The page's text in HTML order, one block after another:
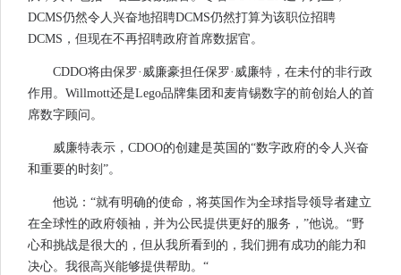
DCMS仍然令人兴奋地招聘DCMS仍然打算为该职位招聘
DCMS，但现在不再招聘政府首席数据官。
CDDO将由保罗·威廉豪担任保罗·威廉特，在未付的非行政
作用。Willmott还是Lego品牌集团和麦肯锡数字的前创始人的首
席数字顾问。
威廉特表示，CDOO的创建是英国的“数字政府的令人兴奋
和重要的时刻”。
他说：“就有明确的使命，将英国作为全球指导领导者建立
在全球性的政府领袖，并为公民提供更好的服务，”他说。“野
心和挑战是很大的，但从我所看到的，我们拥有成功的能力和
决心。我很高兴能够提供帮助。“